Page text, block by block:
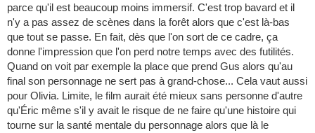
parce qu'il est beaucoup moins immersif. C'est trop bavard et il
n'y a pas assez de scènes dans la forêt alors que c'est là-bas
que tout se passe. En fait, dès que l'on sort de ce cadre, ça
donne l'impression que l'on perd notre temps avec des futilités.
Quand on voit par exemple la place que prend Gus alors qu'au
final son personnage ne sert pas à grand-chose... Cela vaut aussi
pour Olivia. Limite, le film aurait été mieux sans personne d'autre
qu'Éric même s'il y avait le risque de ne faire qu'une histoire qui
tourne sur la santé mentale du personnage alors que là le